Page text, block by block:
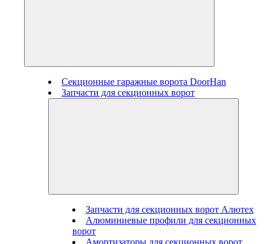
Секционные гаражные ворота DoorHan
Запчасти для секционных ворот
Запчасти для секционных ворот Алютех
Алюминиевые профили для секционных
ворот
Амортизаторы для секционных ворот